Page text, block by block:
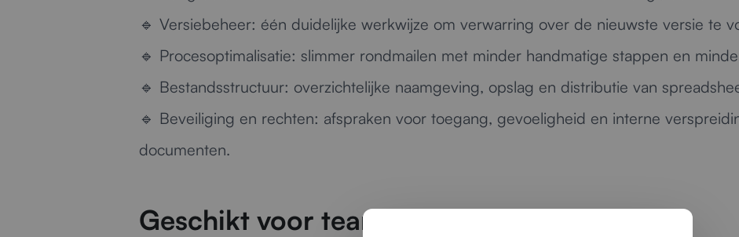
🔹 Versiebeheer: één duidelijke werkwijze om verwarring over de nieuwste versie te
🔹 Procesoptimalisatie: slimmer rondmailen met minder handmatige stappen en
🔹 Bestandsstructuur: overzichtelijke naamgeving, opslag en distributie van
🔹 Beveiliging en rechten: afspraken voor toegang, gevoeligheid en interne
documenten.
Geschikt voor teams die met Excel werken